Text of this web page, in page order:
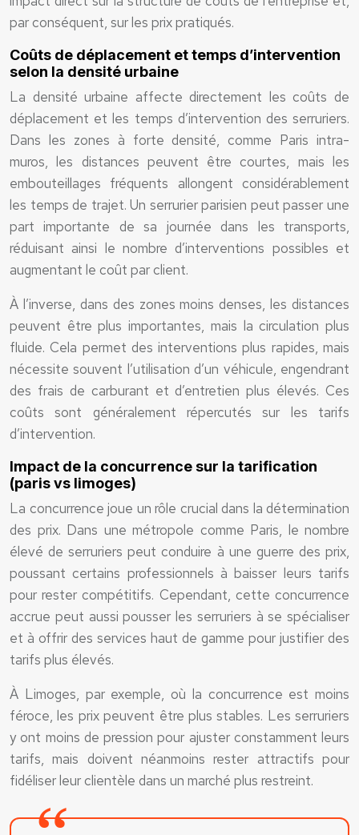
par conséquent, sur les prix pratiqués.
Coûts de déplacement et temps d’intervention
selon la densité urbaine
La densité urbaine affecte directement les coûts de
déplacement et les temps d’intervention des serruriers.
Dans les zones à forte densité, comme Paris intra-
muros, les distances peuvent être courtes, mais les
embouteillages fréquents allongent considérablement
les temps de trajet. Un serrurier parisien peut passer une
part importante de sa journée dans les transports,
réduisant ainsi le nombre d’interventions possibles et
augmentant le coût par client.
À l’inverse, dans des zones moins denses, les distances
peuvent être plus importantes, mais la circulation plus
fluide. Cela permet des interventions plus rapides, mais
nécessite souvent l’utilisation d’un véhicule, engendrant
des frais de carburant et d’entretien plus élevés. Ces
coûts sont généralement répercutés sur les tarifs
d’intervention.
Impact de la concurrence sur la tarification
(paris vs limoges)
La concurrence joue un rôle crucial dans la détermination
des prix. Dans une métropole comme Paris, le nombre
élevé de serruriers peut conduire à une guerre des prix,
poussant certains professionnels à baisser leurs tarifs
pour rester compétitifs. Cependant, cette concurrence
accrue peut aussi pousser les serruriers à se spécialiser
et à offrir des services haut de gamme pour justifier des
tarifs plus élevés.
À Limoges, par exemple, où la concurrence est moins
féroce, les prix peuvent être plus stables. Les serruriers
y ont moins de pression pour ajuster constamment leurs
tarifs, mais doivent néanmoins rester attractifs pour
fidéliser leur clientèle dans un marché plus restreint.